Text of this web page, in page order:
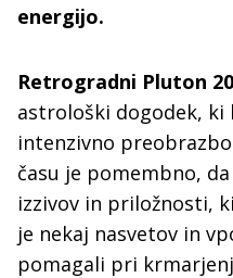
energijo.
Retrogradni Pluton
astrološki dogodek, ki
intenzivno
času je pomembno,
izzivov in priložnosti,
je nekaj nasvetov in
pomagali pri